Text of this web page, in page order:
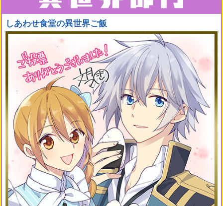
しあわせ食堂の異世界ご飯